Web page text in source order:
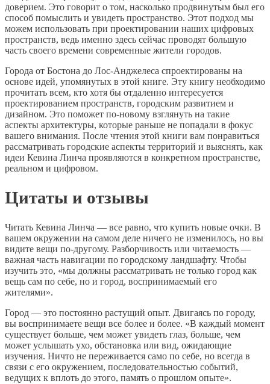
доверием. Это говорит о том, насколько продвинутым был его
способ помыслить и увидеть пространство. Этот подход мы
можем использовать при проектировании наших цифровых
пространств, ведь именно здесь сейчас проводят большую
часть своего времени современные жители городов.
Города от Бостона до Лос-Анджелеса спроектированы на
основе идей, упомянутых в этой книге. Эту книгу необходимо
прочитать всем, кто хотя бы отдаленно интересуется
проектированием пространств, городским развитием и
дизайном. Это поможет по-новому взглянуть на такие
аспекты архитектуры, которые раньше не попадали в фокус
вашего внимания. После чтения этой книги вам понравиться
рассматривать городские аспекты территорий и выяснять, как
идеи Кевина Линча проявляются в конкретном пространстве,
реальном и цифровом.
Цитаты и отзывы
Читать Кевина Линча — все равно, что купить новые очки. В
вашем окружении на самом деле ничего не изменилось, но вы
видите вещи по-другому. Разборчивость или читаемость —
важная часть навигации по городскому ландшафту. Чтобы
изучить это, «мы должны рассматривать не только город как
вещь сам по себе, но и город, воспринимаемый его
жителями».
Город — это постоянно растущий опыт. Двигаясь по городу,
вы воспринимаете вещи все более и более. «В каждый момент
существует больше, чем может увидеть глаз, больше, чем
может услышать ухо, обстановка или вид, ожидающие
изучения. Ничто не переживается само по себе, но всегда в
связи с его окружением, последовательностью событий,
ведущих к вплоть до этого, память о прошлом опыте».